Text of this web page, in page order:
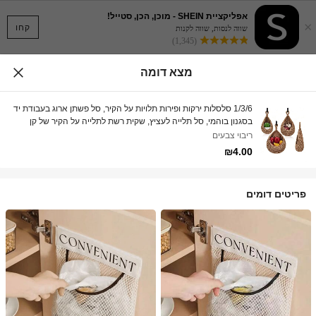
קחו ×
אפליקציית SHEIN - מוכן, הכן, סטייל!
שווה לנסות, שווה לקנות
(1,345)
מצא דומה
1/3/6 סלסלות ירקות ופירות תלויות על הקיר, סל פשתן ארוג בעבודת יד
בסגנון בוהמי, סל תלייה לעציץ, שקית רשת לתלייה על הקיר של קן
ציפורים, סל תלייה בעבודת יד על הקיר עם טבעת, חיוני לבית
רב-תכליתי לאחסון במטבח, קישוט, עיצוב קיר, סלון, כניסה, חנוכת בית
ריבוי צבעים
₪4.00
פריטים דומים